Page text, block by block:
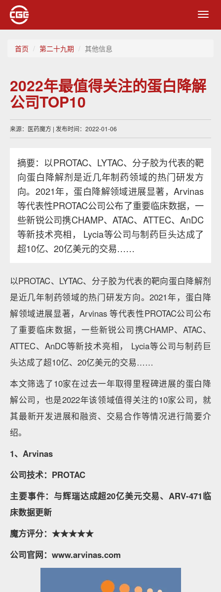
首页 第二十九期 其他信息
2022年最值得关注的蛋白降解
公司TOP10
来源：医药魔方 | 发布时间：2022-01-06
摘要：以PROTAC、LYTAC、分子胶为代表的靶
向蛋白降解剂是近几年制药领域的热门研发方
向。2021年，蛋白降解领域进展显著，Arvinas
等代表性PROTAC公司公布了重要临床数据，一
些新锐公司携CHAMP、ATAC、ATTEC、AnDC
等新技术亮相， Lycia等公司与制药巨头达成了
超10亿、20亿美元的交易……
以PROTAC、LYTAC、分子胶为代表的靶向蛋白降解剂
是近几年制药领域的热门研发方向。2021年，蛋白降
解领域进展显著，Arvinas 等代表性PROTAC公司公布
了重要临床数据，一些新锐公司携CHAMP、ATAC、
ATTEC、AnDC等新技术亮相， Lycia等公司与制药巨
头达成了超10亿、20亿美元的交易……
本文筛选了10家在过去一年取得里程碑进展的蛋白降
解公司，也是2022年该领域值得关注的10家公司，就
其最新开发进展和融资、交易合作等情况进行简要介
绍。
1、Arvinas
公司技术：PROTAC
主要事件：与辉瑞达成超20亿美元交易、ARV-471临
床数据更新
魔方评分：★★★★★
公司官网：www.arvinas.com